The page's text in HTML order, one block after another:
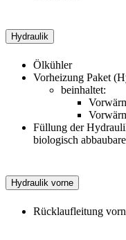
Hydraulik
Ölkühler
Vorheizung Paket
beinhaltet:
Füllung der
biologisch
Hydraulik vorne
Rücklaufleitung